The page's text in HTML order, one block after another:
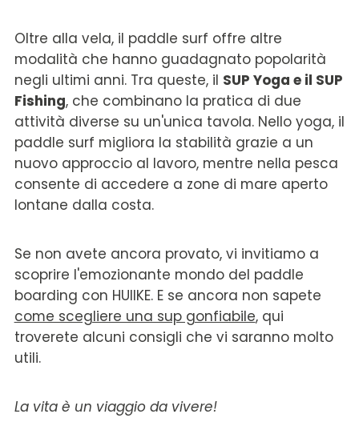
Oltre alla vela, il paddle surf offre altre
modalità che hanno guadagnato popolarità
negli ultimi anni. Tra queste, il SUP Yoga e il SUP
Fishing, che combinano la pratica di due
attività diverse su un'unica tavola. Nello yoga, il
paddle surf migliora la stabilità grazie a un
nuovo approccio al lavoro, mentre nella pesca
consente di accedere a zone di mare aperto
lontane dalla costa.
Se non avete ancora provato, vi invitiamo a
scoprire l'emozionante mondo del paddle
boarding con HUIIKE. E se ancora non sapete
come scegliere una sup gonfiabile, qui
troverete alcuni consigli che vi saranno molto
utili.
La vita è un viaggio da vivere!